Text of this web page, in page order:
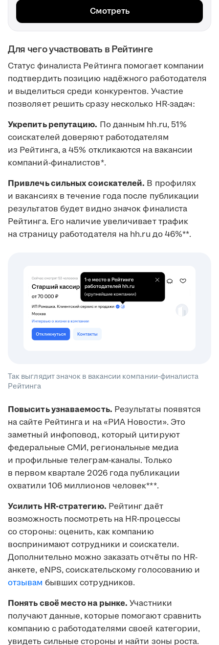
Смотреть
Для чего участвовать в Рейтинге
Статус финалиста Рейтинга помогает компании
подтвердить позицию надёжного работодателя
и выделиться среди конкурентов. Участие
позволяет решить сразу несколько HR-задач:
Укрепить репутацию. По данным hh.ru, 51%
соискателей доверяют работодателям
из Рейтинга, а 45% откликаются на вакансии
компаний-финалистов*.
Привлечь сильных соискателей. В профилях
и вакансиях в течение года после публикации
результатов будет видно значок финалиста
Рейтинга. Его наличие увеличивает трафик
на страницу работодателя на hh.ru до 46%**.
Так выглядит значок в вакансии компании-финалиста
Рейтинга
Повысить узнаваемость. Результаты появятся
на сайте Рейтинга и на «РИА Новости». Это
заметный инфоповод, который цитируют
федеральные СМИ, региональные медиа
и профильные телеграм-каналы. Только
в первом квартале 2026 года публикации
охватили 106 миллионов человек***.
Усилить HR-стратегию. Рейтинг даёт
возможность посмотреть на HR-процессы
со стороны: оценить, как компанию
воспринимают сотрудники и соискатели.
Дополнительно можно заказать отчёты по HR-
анкете, eNPS, соискательскому голосованию и
отзывам бывших сотрудников.
Понять своё место на рынке. Участники
получают данные, которые помогают сравнить
компанию с работодателями своей категории,
увидеть сильные стороны и найти зоны роста.